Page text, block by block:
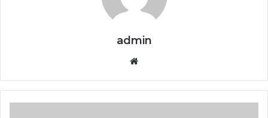
admin